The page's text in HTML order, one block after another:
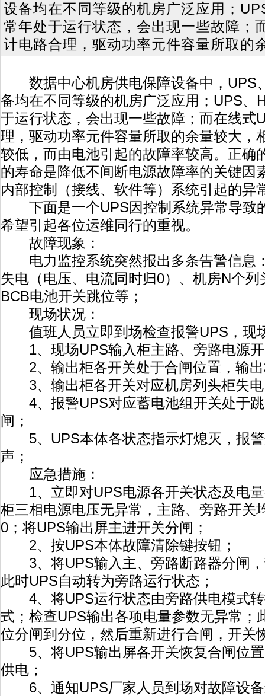
设备均在不同等级的机房广泛应用；
常年处于运行状态，会出现一些故障；
计电路合理，驱动功率元件容量所取的
数据中心机房供电保障设备中，UPS
备均在不同等级的机房广泛应用；UPS、
于运行状态，会出现一些故障；而在线式
理，驱动功率元件容量所取的余量较大，
较低，而由电池引起的故障率较高。正确
的寿命是降低不间断电源故障率的关键因
内部控制（接线、软件等）系统引起的异
下面是一个UPS因控制系统异常导致
希望引起各位运维同行的重视。
故障现象：
电力监控系统突然报出多条告警信息
失电（电压、电流同时归0）、机房N个
BCB电池开关跳位等；
现场状况：
值班人员立即到场检查报警UPS，现
1、现场UPS输入柜主路、旁路电源开
2、输出柜各开关处于合闸位置，输出
3、输出柜各开关对应机房列头柜失
4、报警UPS对应蓄电池组开关处于跳
闸；
5、UPS本体各状态指示灯熄灭，报警
声；
应急措施：
1、立即对UPS电源各开关状态及电量
柜三相电源电压无异常，主路、旁路开关
0；将UPS输出屏主进开关分闸；
2、按UPS本体故障清除键按钮；
3、将UPS输入主、旁路断路器分闸，
此时UPS自动转为旁路运行状态；
4、将UPS运行状态由旁路供电模式转
式；检查UPS输出各项电量参数无异常；
位分闸到分位，然后重新进行合闸，开关
5、将UPS输出屏各开关恢复合闸位置
供电；
6、通知UPS厂家人员到场对故障设备